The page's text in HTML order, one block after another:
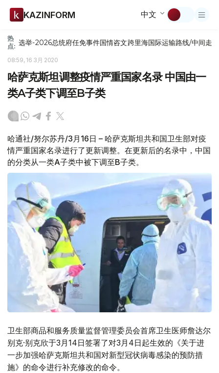
KAZINFORM 中文
热
点: 选举-2026总统府任免事件国情咨文跨里海国际运输路线/中间走廊
08:59, 16 3月 2020
哈萨克斯坦调整疫情严重国家名录 中国由一
类A子类下调至B子类
哈通社/努尔苏丹/3月16日 – 哈萨克斯坦共和国卫生部对疫
情严重国家名录进行了更新调整。在更新后的名录中，中国
的分类从一类A子类中被下调至B子类。
卫生部商品和服务质量监督管理委员会首席卫生医师詹达尔
别克·别克欣于3月14日签署了对3月4日起生效的《关于进
一步加强哈萨克斯坦共和国对新型冠状病毒感染的预防措
施》的命令进行补充修改的命令。